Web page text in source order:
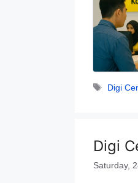
Tags
Digi
Digi
Saturday,